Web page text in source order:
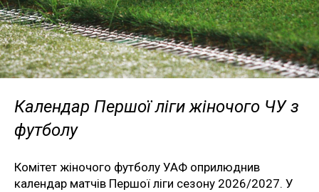
Календар Першої ліги жіночого ЧУ з
футболу
Комітет жіночого футболу УАФ оприлюднив
календар матчів Першої ліги сезону 2026/2027. У